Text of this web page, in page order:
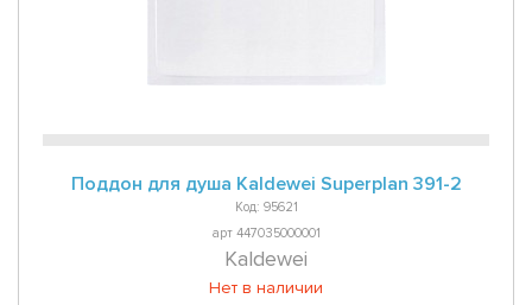
Поддон для душа Kaldewei Superplan 391-2
Код: 95621
арт 447035000001
Kaldewei
Нет в наличии